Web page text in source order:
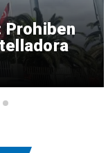
Prohiben